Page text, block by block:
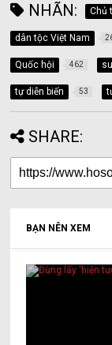
NHÃN: Chủ
dân tộc Việt Nam
Quốc hội 462
tự diễn biến 53
SHARE:
BẠN NÊN XEM